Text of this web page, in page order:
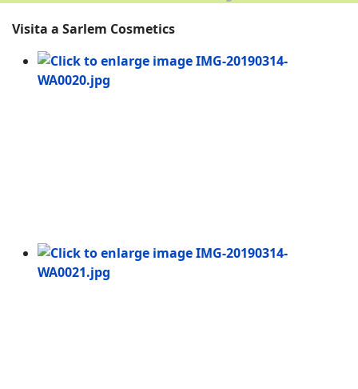
Visita a Sarlem Cosmetics